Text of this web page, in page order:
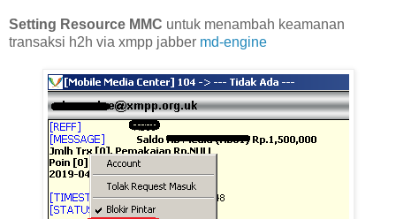
Setting Resource MMC untuk menambah keamanan
transaksi h2h via xmpp jabber md-engine